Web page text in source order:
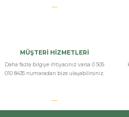
MÜŞTERİ HİZMETLERİ
Daha fazla bilgiye ihtiyacınız varsa 0 505
010 8435 numaradan bize ulaşabilirsiniz.